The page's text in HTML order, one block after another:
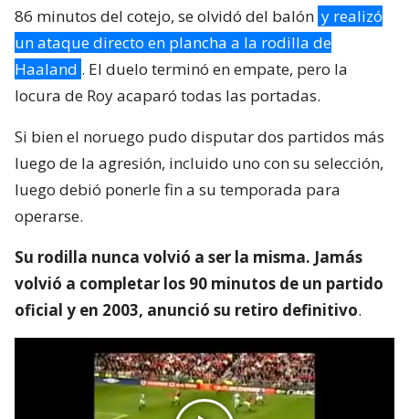
86 minutos del cotejo, se olvidó del balón y realizó
un ataque directo en plancha a la rodilla de
Haaland . El duelo terminó en empate, pero la
locura de Roy acaparó todas las portadas.
Si bien el noruego pudo disputar dos partidos más
luego de la agresión, incluido uno con su selección,
luego debió ponerle fin a su temporada para
operarse.
Su rodilla nunca volvió a ser la misma. Jamás
volvió a completar los 90 minutos de un partido
oficial y en 2003, anunció su retiro definitivo.